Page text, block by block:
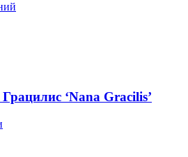
‘Nana Gracilis’